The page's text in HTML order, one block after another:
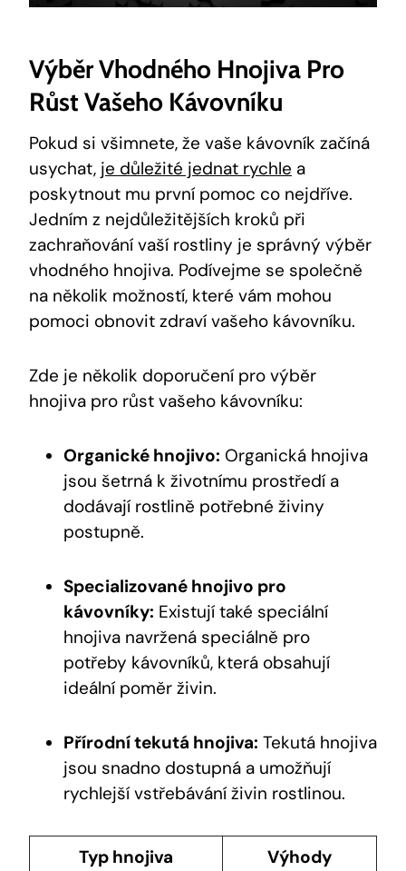
Výběr Vhodného Hnojiva Pro
Růst Vašeho Kávovníku
Pokud si všimnete, že vaše kávovník začíná
usychat, je důležité jednat rychle a
poskytnout mu první pomoc co nejdříve.
Jedním z nejdůležitějších kroků při
zachraňování vaší rostliny je správný výběr
vhodného hnojiva. Podívejme se společně
na několik možností, které vám mohou
pomoci obnovit zdraví vašeho kávovníku.
Zde je několik doporučení pro výběr
hnojiva pro růst vašeho kávovníku:
Organické hnojivo: Organická hnojiva
jsou šetrná k životnímu prostředí a
dodávají rostlině potřebné živiny
postupně.
Specializované hnojivo pro
kávovníky: Existují také speciální
hnojiva navržená speciálně pro
potřeby kávovníků, která obsahují
ideální poměr živin.
Přírodní tekutá hnojiva: Tekutá hnojiva
jsou snadno dostupná a umožňují
rychlejší vstřebávání živin rostlinou.
Typ hnojiva Výhody